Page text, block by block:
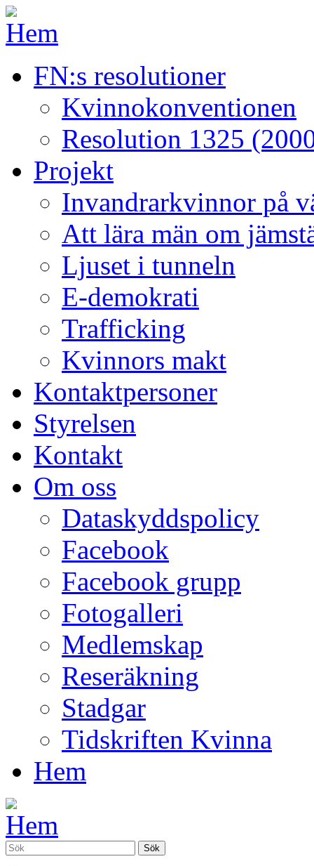
FN:s resolutioner
Kvinnokonventionen
Resolution 1325
Projekt
Invandrarkvinnor på
Att lära män om
Ljuset i tunneln
E-demokrati
Trafficking
Kvinnors makt
Kontaktpersoner
Styrelsen
Kontakt
Om oss
Dataskyddspolicy
Facebook
Facebook grupp
Fotogalleri
Medlemskap
Reseräkning
Stadgar
Tidskriften Kvinna
Hem